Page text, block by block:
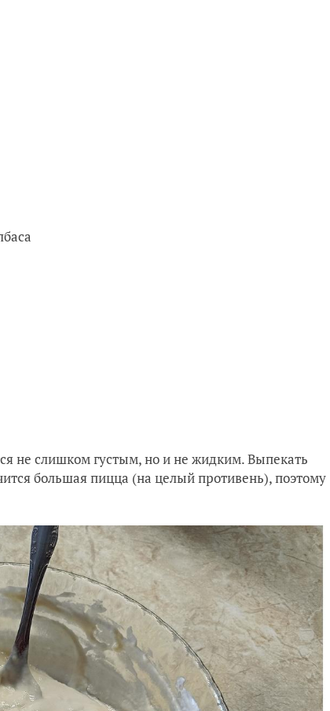
не слишком густым, но и не жидким. Выпекать
большая пицца (на целый противень), поэтому